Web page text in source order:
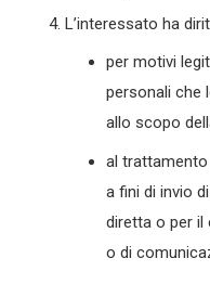
L’interessato ha
per motivi
personali che
allo scopo
al trattamento
a fini di invio
diretta o per il
o di